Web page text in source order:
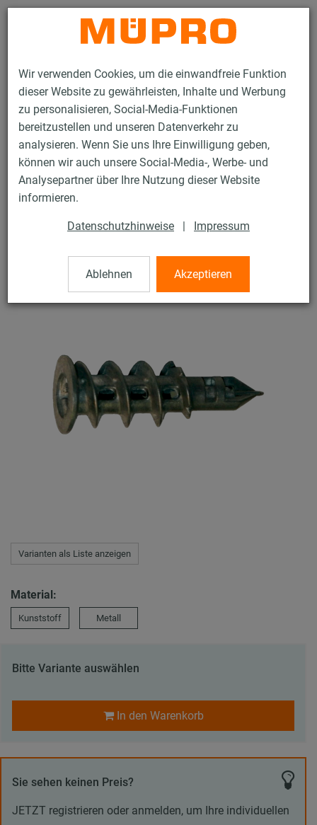
Wir verwenden Cookies, um die einwandfreie Funktion
dieser Website zu gewährleisten, Inhalte und Werbung
zu personalisieren, Social-Media-Funktionen
bereitzustellen und unseren Datenverkehr zu
analysieren. Wenn Sie uns Ihre Einwilligung geben,
können wir auch unsere Social-Media-, Werbe- und
Analysepartner über Ihre Nutzung dieser Website
informieren.
Datenschutzhinweise | Impressum
Ablehnen Akzeptieren
Kontakt
Produkte Befestigungstechnik Dübel Gipskartondübel
23 / 45
Gipskartondübel
Varianten als Liste anzeigen
Material:
Kunststoff Metall
Bitte Variante auswählen
In den Warenkorb
Sie sehen keinen Preis?
JETZT registrieren oder anmelden, um Ihre individuellen